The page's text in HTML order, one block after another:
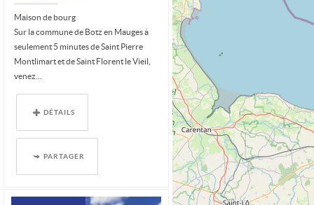
Maison de bourg
Sur la commune de Botz en Mauges à
seulement 5 minutes de Saint Pierre
Montlimart et de Saint Florent le Vieil,
venez...
DÉTAILS
PARTAGER